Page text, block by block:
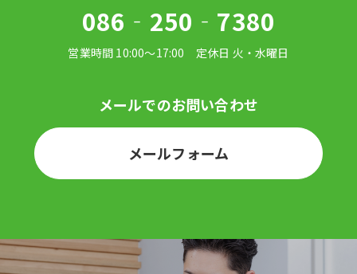
086‐250‐7380
メールフォーム